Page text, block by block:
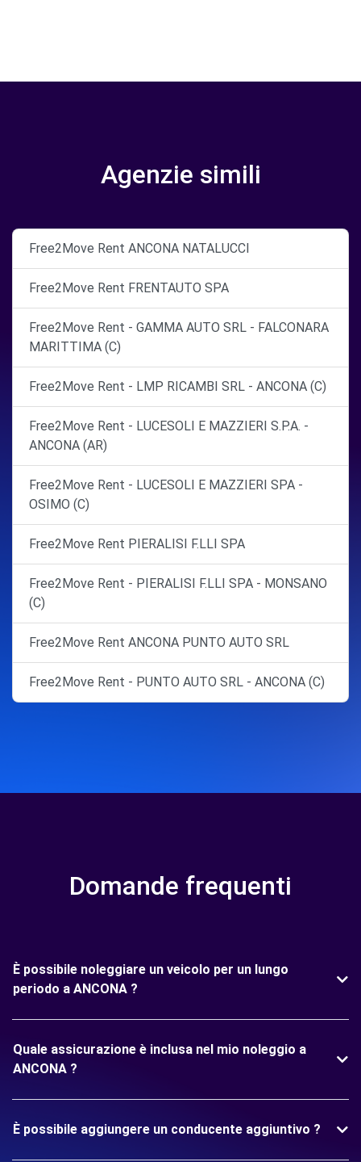
Agenzie simili
Free2Move Rent ANCONA NATALUCCI
Free2Move Rent FRENTAUTO SPA
Free2Move Rent - GAMMA AUTO SRL - FALCONARA
MARITTIMA (C)
Free2Move Rent - LMP RICAMBI SRL - ANCONA (C)
Free2Move Rent - LUCESOLI E MAZZIERI S.P.A. -
ANCONA (AR)
Free2Move Rent - LUCESOLI E MAZZIERI SPA -
OSIMO (C)
Free2Move Rent PIERALISI F.LLI SPA
Free2Move Rent - PIERALISI F.LLI SPA - MONSANO
(C)
Free2Move Rent ANCONA PUNTO AUTO SRL
Free2Move Rent - PUNTO AUTO SRL - ANCONA (C)
Domande frequenti
È possibile noleggiare un veicolo per un lungo
periodo a ANCONA ?
Quale assicurazione è inclusa nel mio noleggio a
ANCONA ?
È possibile aggiungere un conducente aggiuntivo ?